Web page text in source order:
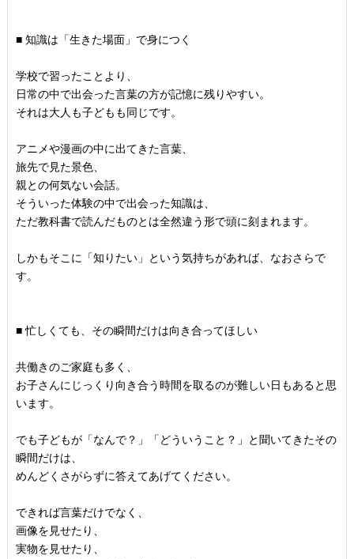
■ 知識は「生きた場面」で身につく
学校で習ったことより、
日常の中で出会った言葉の方が記憶に残りやすい。
それは大人も子どもも同じです。
アニメや漫画の中に出てきた言葉、
旅先で見た景色、
親との何気ない会話。
そういった体験の中で出会った知識は、
ただ教科書で読んだものとは全然違う形で頭に刻まれます。
しかもそこに「知りたい」という気持ちがあれば、なおさらで
す。
■ 忙しくても、その瞬間だけは向き合ってほしい
共働きのご家庭も多く、
お子さんにじっくり向き合う時間を取るのが難しい日もあると思
います。
でも子どもが「なんで？」「どういうこと？」
と聞いてきたその
瞬間だけは、
めんどくさがらずに答えてあげてください。
できれば言葉だけでなく、
画像を見せたり、
実物を見せたり、